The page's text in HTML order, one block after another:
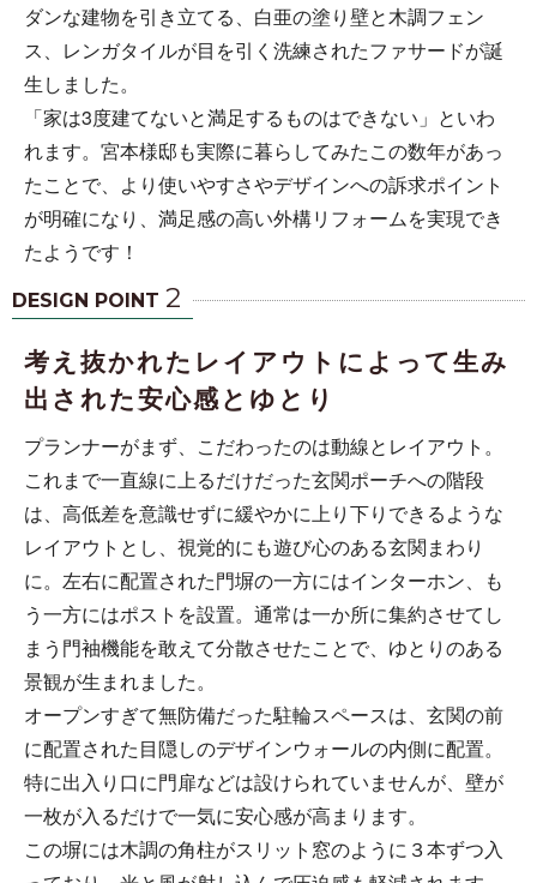
ダンな建物を引き立てる、白亜の塗り壁と木調フェン
ス、レンガタイルが目を引く洗練されたファサードが誕
生しました。
「家は3度建てないと満足するものはできない」といわ
れます。宮本様邸も実際に暮らしてみたこの数年があっ
たことで、より使いやすさやデザインへの訴求ポイント
が明確になり、満足感の高い外構リフォームを実現でき
たようです！
DESIGN POINT 2
考え抜かれたレイアウトによって生み
出された安心感とゆとり
プランナーがまず、こだわったのは動線とレイアウト。
これまで一直線に上るだけだった玄関ポーチへの階段
は、高低差を意識せずに緩やかに上り下りできるような
レイアウトとし、視覚的にも遊び心のある玄関まわり
に。左右に配置された門塀の一方にはインターホン、も
う一方にはポストを設置。通常は一か所に集約させてし
まう門袖機能を敢えて分散させたことで、ゆとりのある
景観が生まれました。
オープンすぎて無防備だった駐輪スペースは、玄関の前
に配置された目隠しのデザインウォールの内側に配置。
特に出入り口に門扉などは設けられていませんが、壁が
一枚が入るだけで一気に安心感が高まります。
この塀には木調の角柱がスリット窓のように３本ずつ入